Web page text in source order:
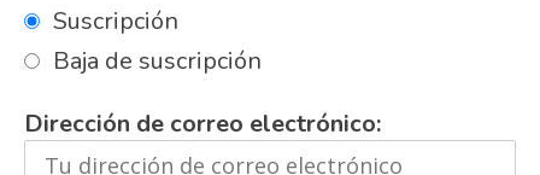
Suscripción
Baja de suscripción
Dirección de correo electrónico: